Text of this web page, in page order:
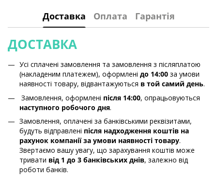
Доставка Оплата Гарантія
ДОСТАВКА
Усі сплачені замовлення та замовлення з післяплатою
(накладеним платежем), оформлені до 14:00 за умови
наявності товару, відвантажуються в той самий день.
Замовлення, оформлені після 14:00, опрацьовуються
наступного робочого дня.
Замовлення, оплачені за банківськими реквізитами,
будуть відправлені після надходження коштів на
рахунок компанії за умови наявності товару.
Звертаємо вашу увагу, що зарахування коштів може
тривати від 1 до 3 банківських днів, залежно від
роботи банків.